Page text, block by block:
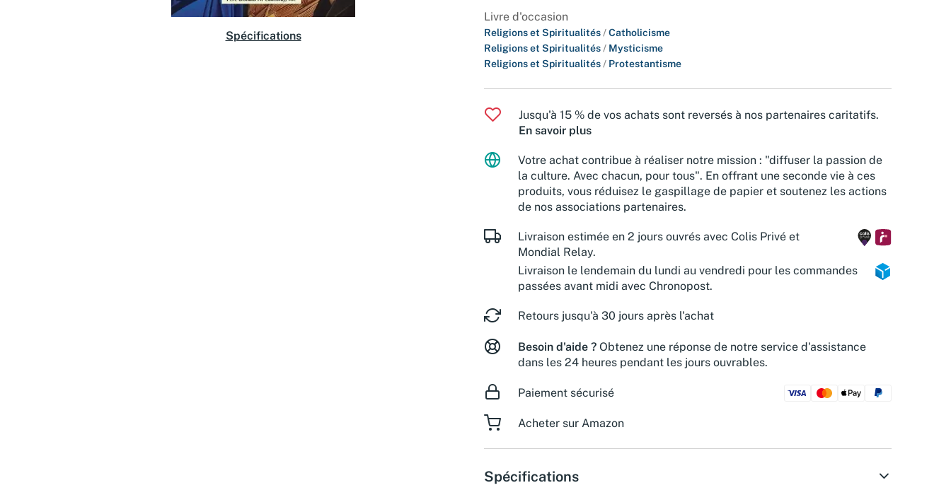
Spécifications
Livre d'occasion
Religions et Spiritualités /Catholicisme
Religions et Spiritualités / Mysticisme
Religions et Spiritualités / Protestantisme
Jusqu'à 15 % de vos achats sont reversés à nos partenaires caritatifs.
En savoir plus
Votre achat contribue à réaliser notre mission : "diffuser la passion de
la culture. Avec chacun, pour tous". En offrant une seconde vie à ces
produits, vous réduisez le gaspillage de papier et soutenez les actions
de nos associations partenaires.
Livraison estimée en 2 jours ouvrés avec Colis Privé et
Mondial Relay.
Livraison le lendemain du lundi au vendredi pour les commandes
passées avant midi avec Chronopost.
Retours jusqu'à 30 jours après l'achat
Besoin d'aide ? Obtenez une réponse de notre service d'assistance
dans les 24 heures pendant les jours ouvrables.
Paiement sécurisé
Acheter sur Amazon
Spécifications